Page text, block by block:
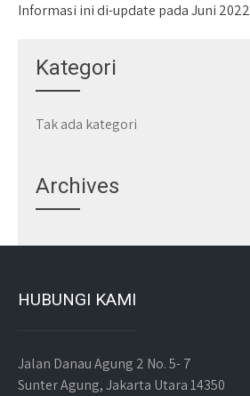
Informasi ini di-update pada Juni 2022
Kategori
Tak ada kategori
Archives
HUBUNGI KAMI
Jalan Danau Agung 2 No. 5- 7
Sunter Agung, Jakarta Utara 14350